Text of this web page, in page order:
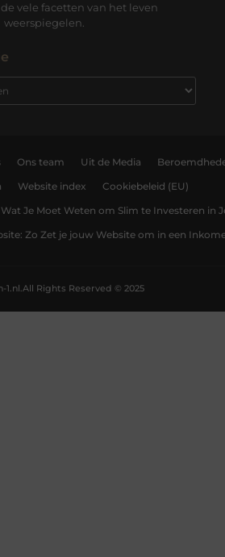
vele facetten van het leven
weerspiegelen.
Ons team Uit de Media
Website index Cookiebeleid (EU)
Je Moet Weten om Slim te Investeren in
Zo Zet je jouw Website om in een
All Rights Reserved © 2025
1.nl.